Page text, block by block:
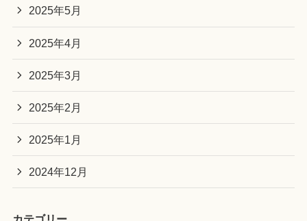
2025年5月
2025年4月
2025年3月
2025年2月
2025年1月
2024年12月